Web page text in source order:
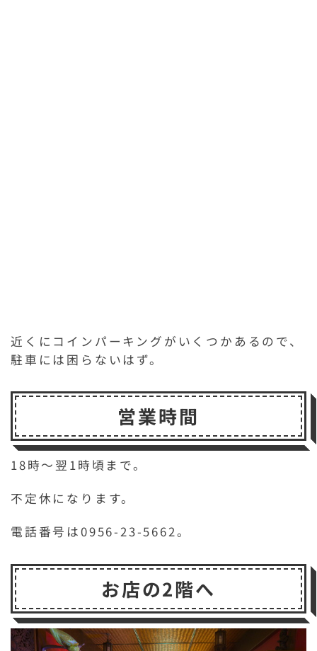
近くにコインパーキングがいくつかあるので、
駐車には困らないはず。
営業時間
18時～翌1時頃まで。
不定休になります。
電話番号は0956-23-5662。
お店の2階へ